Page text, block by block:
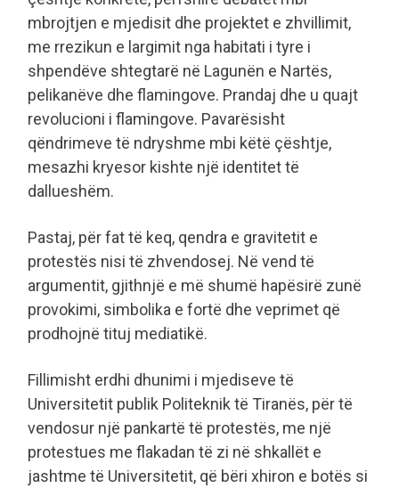
mbrojtjen e mjedisit dhe projektet e zhvillimit,
me rrezikun e largimit nga habitati i tyre i
shpendëve shtegtarë në Lagunën e Nartës,
pelikanëve dhe flamingove. Prandaj dhe u quajt
revolucioni i flamingove. Pavarësisht
qëndrimeve të ndryshme mbi këtë çështje,
mesazhi kryesor kishte një identitet të
dallueshëm.
Pastaj, për fat të keq, qendra e gravitetit e
protestës nisi të zhvendosej. Në vend të
argumentit, gjithnjë e më shumë hapësirë zunë
provokimi, simbolika e fortë dhe veprimet që
prodhojnë tituj mediatikë.
Fillimisht erdhi dhunimi i mjediseve të
Universitetit publik Politeknik të Tiranës, për të
vendosur një pankartë të protestës, me një
protestues me flakadan të zi në shkallët e
jashtme të Universitetit, që bëri xhiron e botës si